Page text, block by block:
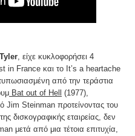
, είχε κυκλοφορήσει 4
in France και το It’s a heartache
από την τεράστια
Bat out of Hell
(1977),
Jim Steinman προτείνοντας του
δισκογραφικής εταιρείας, δεν
μετά από μια τέτοια επιτυχία,